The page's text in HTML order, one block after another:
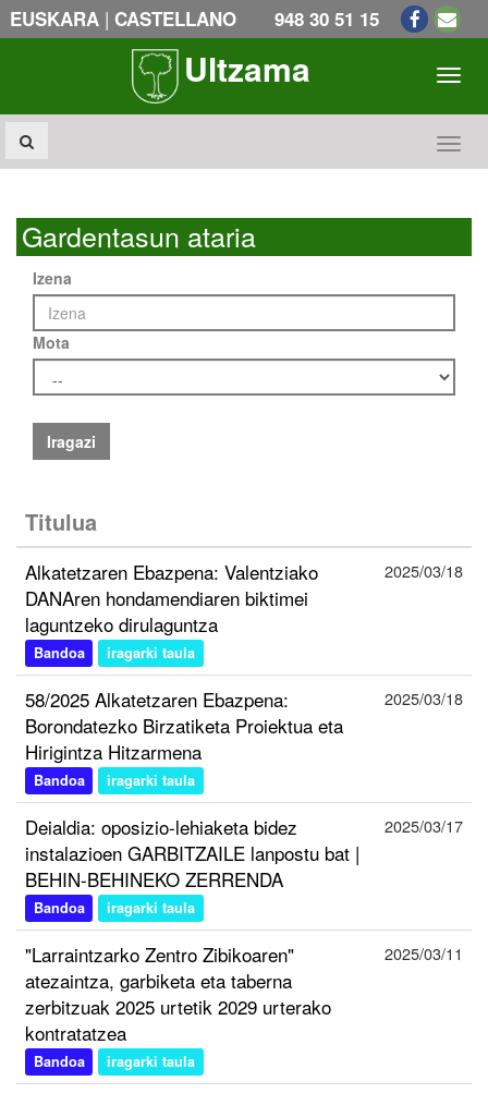
EUSKARA | CASTELLANO 948 30 51 15
Ultzama
Gardentasun ataria
Izena
Mota
Iragazi
Titulua
Alkatetzaren Ebazpena: Valentziako
DANAren hondamendiaren biktimei
laguntzeko dirulaguntza
Bandoa iragarki taula
2025/03/18
58/2025 Alkatetzaren Ebazpena:
Borondatezko Birzatiketa Proiektua eta
Hirigintza Hitzarmena
Bandoa iragarki taula
2025/03/18
Deialdia: oposizio-lehiaketa bidez
instalazioen GARBITZAILE lanpostu bat |
BEHIN-BEHINEKO ZERRENDA
Bandoa iragarki taula
2025/03/17
"Larraintzarko Zentro Zibikoaren"
atezaintza, garbiketa eta taberna
zerbitzuak 2025 urtetik 2029 urterako
kontratatzea
Bandoa iragarki taula
2025/03/11